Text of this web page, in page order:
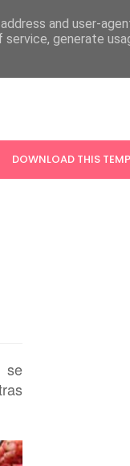
DOWNLOAD THIS
se
and user-
generate